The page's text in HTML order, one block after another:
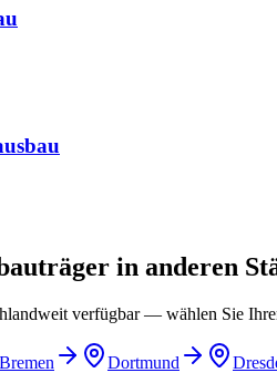
in anderen
verfügbar — wählen Sie
Bremen Dortmund